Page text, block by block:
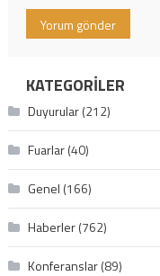
KATEGORILER
Duyurular(212)
Fuarlar(40)
Genel (166)
Haberler(762)
Konferanslar(89)